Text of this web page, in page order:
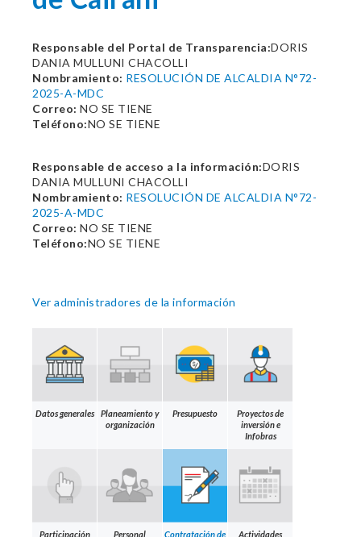
Responsable del Portal de Transparencia:DORIS
DANIA MULLUNI CHACOLLI
Nombramiento: RESOLUCIÓN DE ALCALDIA N°72-
2025-A-MDC
Correo: NO SE TIENE
Teléfono:NO SE TIENE
Responsable de acceso a la información:DORIS
DANIA MULLUNI CHACOLLI
Nombramiento: RESOLUCIÓN DE ALCALDIA N°72-
2025-A-MDC
Correo: NO SE TIENE
Teléfono:NO SE TIENE
Ver administradores de la información
Datos generales
Planeamiento y
organización
Presupuesto
Proyectos de
inversión e
Infobras
Participación
Personal
Contratación de
Actividades